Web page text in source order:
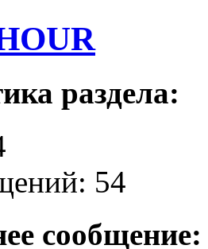
раздела:
54
сообщение: